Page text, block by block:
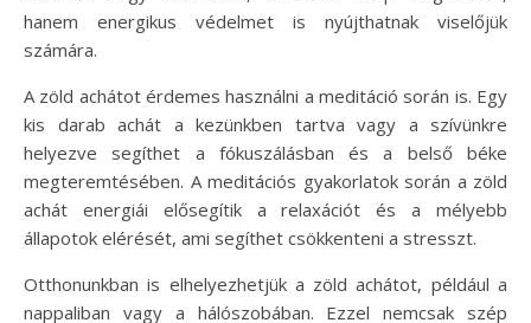
hanem energikus védelmet is nyújthatnak viselőjük
számára.
A zöld achátot érdemes használni a meditáció során is. Egy
kis darab achát a kezünkben tartva vagy a szívünkre
helyezve segíthet a fókuszálásban és a belső béke
megteremtésében. A meditációs gyakorlatok során a zöld
achát energiái elősegítik a relaxációt és a mélyebb
állapotok elérését, ami segíthet csökkenteni a stresszt.
Otthonunkban is elhelyezhetjük a zöld achátot, például a
nappaliban vagy a hálószobában. Ezzel nemcsak szép